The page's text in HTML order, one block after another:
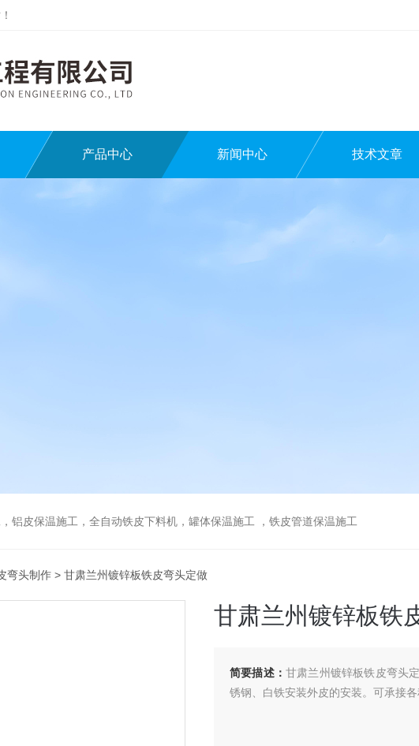
产品中心 新闻中心 技术文章
铝皮保温施工，全自动铁皮下料机，罐体保温施工 ，铁皮管道保温施工
弯头制作 > 甘肃兰州镀锌板铁皮弯头定做
甘肃兰州镀锌板铁
简要描述： 甘肃兰州镀锌板铁皮弯头
锈钢、白铁安装外皮的安装。可承接